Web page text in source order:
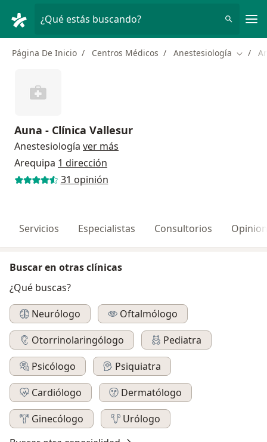
¿Qué estás buscando?
Página De Inicio Centros Médicos Anestesiología
Auna - Clínica Vallesur
Anestesiología ver más
Arequipa 1 dirección
31 opinión
Servicios Especialistas Consultorios
Buscar en otras clínicas
¿Qué buscas?
Neurólogo
Oftalmólogo
Otorrinolaringólogo
Pediatra
Psicólogo
Psiquiatra
Cardiólogo
Dermatólogo
Ginecólogo
Urólogo